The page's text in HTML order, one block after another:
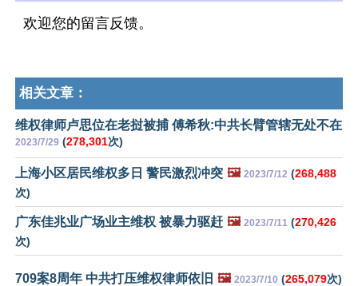
欢迎您的留言反馈。
相关文章：
维权律师卢思位在老挝被捕 傅希秋:中共长臂管辖无处不在
2023/7/29 (278,301次)
上海小区居民维权多日 警民激烈冲突 🖼️ 2023/7/12 (268,488
次)
广东佳兆业广场业主维权 被暴力驱赶 🖼️ 2023/7/11 (270,426
次)
709案8周年 中共打压维权律师依旧 🖼️ 2023/7/10 (265,079次)